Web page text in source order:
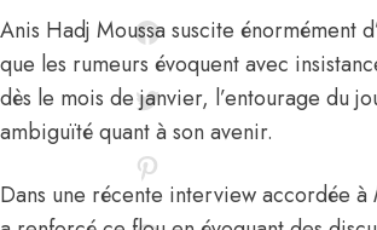
Anis Hadj Moussa suscite énormément
que les rumeurs évoquent avec
dès le mois de janvier, l’entourage du
ambiguïtéquant à son avenir.
Dans une récente interview accordée à